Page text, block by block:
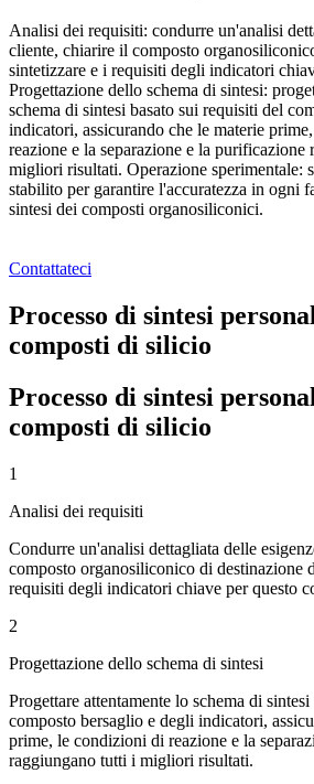
Analisi dei requisiti: condurre un'analisi
cliente, chiarire il composto
sintetizzare e i requisiti degli indicatori
Progettazione dello schema di sintesi:
schema di sintesi basato sui requisiti del
indicatori, assicurando che le materie
reazione e la separazione e la purificazione
migliori risultati. Operazione sperimentale:
stabilito per garantire l'accuratezza in ogni
sintesi dei composti organosiliconici.
Contattateci
Processo di sintesi
composti di silicio
Processo di sintesi
composti di silicio
1
Analisi dei requisiti
Condurre un'analisi dettagliata delle
composto organosiliconico di destinazione
requisiti degli indicatori chiave per questo
2
Progettazione dello schema di sintesi
Progettare attentamente lo schema di
composto bersaglio e degli indicatori,
prime, le condizioni di reazione e la
raggiungano tutti i migliori risultati.